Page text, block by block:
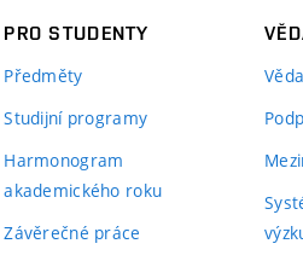
PRO STUDENTY
Předměty
Studijní programy
Harmonogram
akademického roku
Závěrečné práce